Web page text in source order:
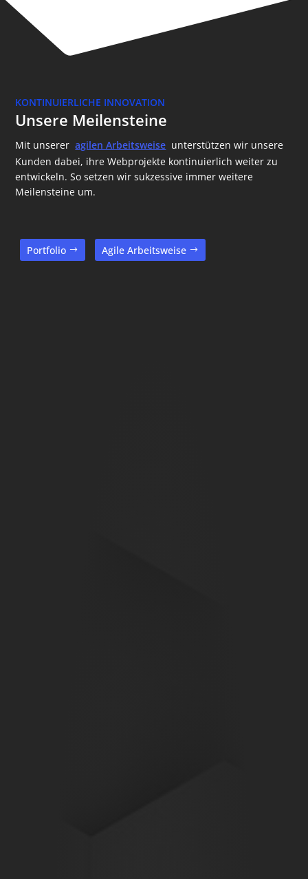
KONTINUIERLICHE INNOVATION
Unsere Meilensteine
Mit unserer agilen Arbeitsweise unterstützen wir unsere
Kunden dabei, ihre Webprojekte kontinuierlich weiter zu
entwickeln. So setzen wir sukzessive immer weitere
Meilensteine um.
Portfolio Agile Arbeitsweise